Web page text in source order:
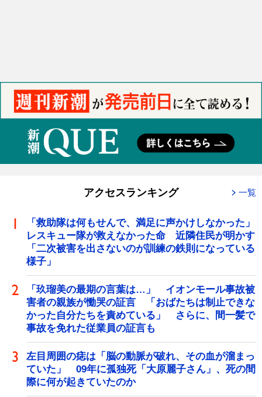
アクセスランキング 一覧
「救助隊は何もせんで、満足に声かけしなかった」
レスキュー隊が救えなかった命 近隣住民が明かす
「二次被害を出さないのが訓練の鉄則になっている
様子」
「玖瑠美の最期の言葉は…」 イオンモール事故被
害者の親族が慟哭の証言 「おばたちは制止できな
かった自分たちを責めている」 さらに、間一髪で
事故を免れた従業員の証言も
左目周囲の痣は「脳の動脈が破れ、その血が溜まっ
ていた」 09年に孤独死「大原麗子さん」、死の間
際に何が起きていたのか